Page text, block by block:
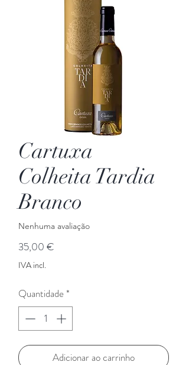
Cartuxa
Colheita Tardia
Branco
Nenhuma avaliação
35,00 €
IVA incl.
Quantidade*
Adicionar ao carrinho